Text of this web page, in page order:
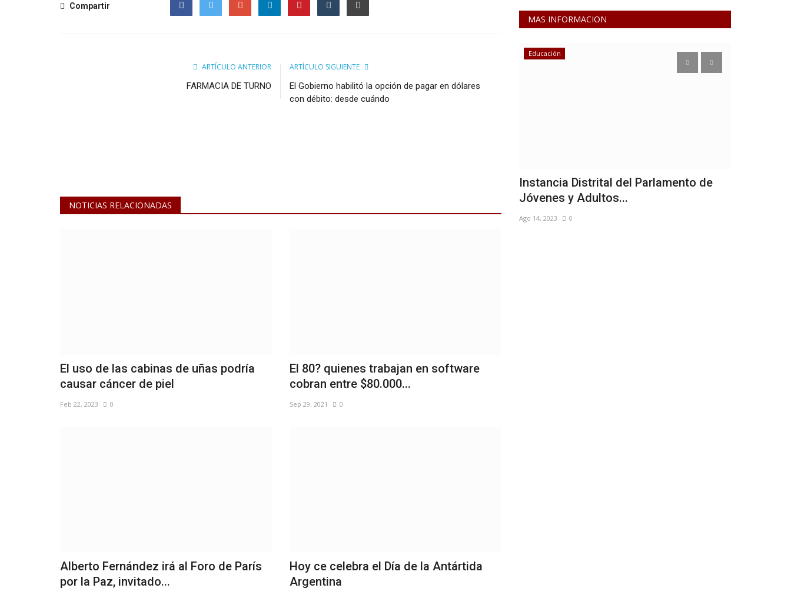
Compartir
ARTÍCULO ANTERIOR
FARMACIA DE TURNO
ARTÍCULO SIGUIENTE
El Gobierno habilitó la opción de pagar en dólares
con débito: desde cuándo
NOTICIAS RELACIONADAS
El uso de las cabinas de uñas podría
causar cáncer de piel
Feb 22, 2023 0
El 80? quienes trabajan en software
cobran entre $80.000...
Sep 29, 2021 0
Alberto Fernández irá al Foro de París
por la Paz, invitado...
Hoy ce celebra el Día de la Antártida
Argentina
MAS INFORMACION
derecha y la guerra...
Educación
Instancia Distrital del Parlamento de
Jóvenes y Adultos...
Ago 14, 2023 0